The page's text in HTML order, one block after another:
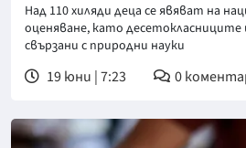
Над 110 хиляди деца се явяват на
оценяване, като
свързани с природни науки
19 юни | 7:23 0